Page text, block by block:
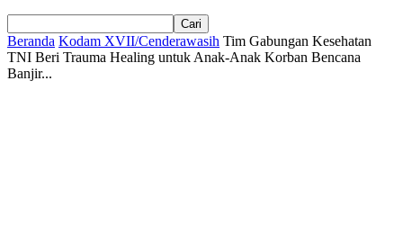
Beranda Kodam XVII/Cenderawasih Tim Gabungan Kesehatan
TNI Beri Trauma Healing untuk Anak-Anak Korban Bencana
Banjir...